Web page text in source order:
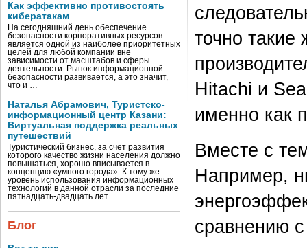
Как эффективно противостоять
кибератакам
На сегодняшний день обеспечение
безопасности корпоративных ресурсов
является одной из наиболее приоритетных
целей для любой компании вне
зависимости от масштабов и сферы
деятельности. Рынок информационной
безопасности развивается, а это значит,
что и …
Наталья Абрамович, Туристско-
информационный центр Казани:
Виртуальная поддержка реальных
путешествий
Туристический бизнес, за счет развития
которого качество жизни населения должно
повышаться, хорошо вписывается в
концепцию «умного города». К тому же
уровень использования информационных
технологий в данной отрасли за последние
пятнадцать-двадцать лет …
Блог
точно
Hitachi и
именно как
Вместе с
Например,
сравнению